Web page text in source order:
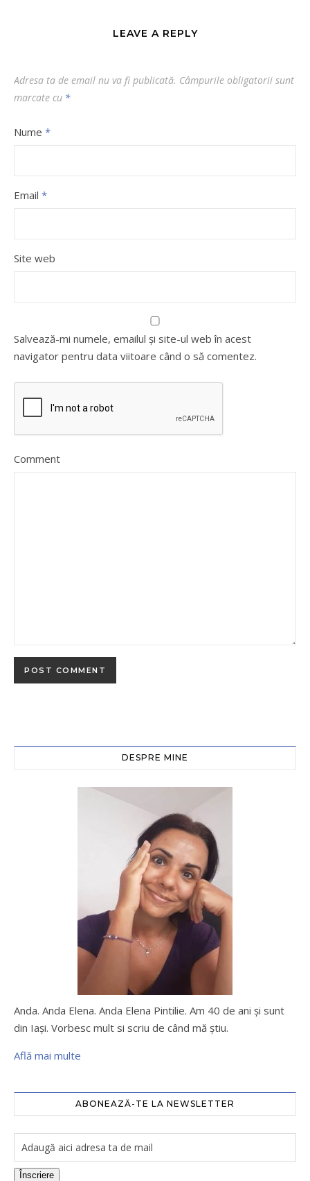
LEAVE A REPLY
Adresa ta de email nu va fi publicată. Câmpurile obligatorii sunt
marcate cu *
Nume *
Email *
Site web
Salvează-mi numele, emailul și site-ul web în acest
navigator pentru data viitoare când o să comentez.
Comment
DESPRE MINE
Anda. Anda Elena. Anda Elena Pintilie. Am 40 de ani şi sunt
din Iaşi. Vorbesc mult si scriu de când mă ştiu.
Află mai multe
ABONEAZĂ-TE LA NEWSLETTER
Înscriere